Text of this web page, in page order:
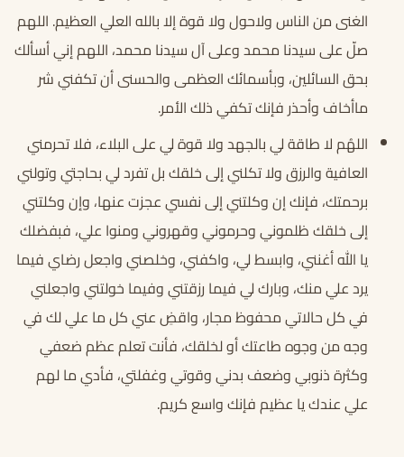
الغنى من الناس ولاحول ولا قوة إلا بالله العلي العظيم. اللهم
صلّ على سيدنا محمد وعلى آل سيدنا محمد، اللهم إني أسألك
بحق السائلين، وبأسمائك العظمى والحسنى أن تكفني شر
ماأخاف وأحذر فإنك تكفي ذلك الأمر.
اللهُم لا طاقة لي بالجهد ولا قوة لي على البلاء، فلا تحرمني
العافية والرزق ولا تكلني إلى خلقك بل تفرد لي بحاجتي وتولني
برحمتك، فإنك إن وكلتني إلى نفسي عجزت عنها، وإن وكلتني
إلى خلقك ظلموني وحرموني وقهروني ومنوا علي، فبفضلك
يا الله أغنني، وابسط لي، واكفني، وخلصني واجعل رضاي فيما
يرد علي منك، وبارك لي فيما رزقتني وفيما خولتني واجعلني
في كل حالاتي محفوظ مجار، واقضِ عني كل ما علي لك في
وجه من وجوه طاعتك أو لخلقك، فأنت تعلم عظم ضعفي
وكثرة ذنوبي وضعف بدني وقوتي وغفلتي، فأدي ما لهم
علي عندك يا عظيم فإنك واسع كريم.